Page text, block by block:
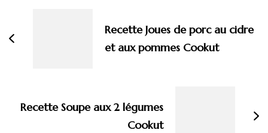
Recette Joues de porc au cidre
et aux pommes Cookut
Recette Soupe aux 2 légumes
Cookut